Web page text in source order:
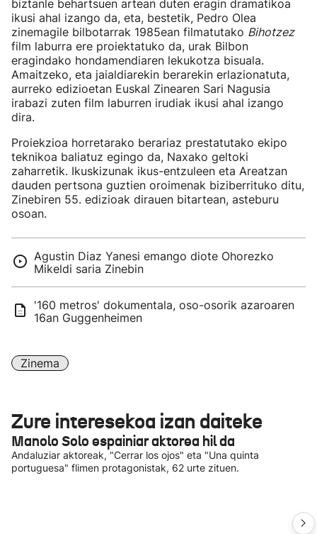
biztanle behartsuen artean duten eragin dramatikoa
ikusi ahal izango da, eta, bestetik, Pedro Olea
zinemagile bilbotarrak 1985ean filmatutako Bihotzez
film laburra ere proiektatuko da, urak Bilbon
eragindako hondamendiaren lekukotza bisuala.
Amaitzeko, eta jaialdiarekin berarekin erlazionatuta,
aurreko edizioetan Euskal Zinearen Sari Nagusia
irabazi zuten film laburren irudiak ikusi ahal izango
dira.
Proiekzioa horretarako berariaz prestatutako ekipo
teknikoa baliatuz egingo da, Naxako geltoki
zaharretik. Ikuskizunak ikus-entzuleen eta Areatzan
dauden pertsona guztien oroimenak biziberrituko ditu,
Zinebiren 55. edizioak dirauen bitartean, asteburu
osoan.
Agustin Diaz Yanesi emango diote Ohorezko
Mikeldi saria Zinebin
'160 metros' dokumentala, oso-osorik azaroaren
16an Guggenheimen
Zinema
Zure interesekoa izan daiteke
Manolo Solo espainiar aktorea hil da
Andaluziar aktoreak, "Cerrar los ojos" eta "Una quinta
portuguesa" flimen protagonistak, 62 urte zituen.